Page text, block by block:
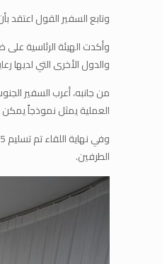
وتابع السفير القول
وأكدت الهيئة الرئاسية
والدول الأخرى التي لديها
من جانبه، أعرب السفير
العملية يمثل نموذجاً
الطرفين.